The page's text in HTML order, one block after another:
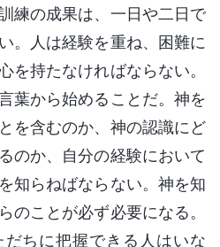
練の成果は、一日や二日で
。人は経験を重ね、困難に
を持たなければならない。
葉から始めることだ。神を
を含むのか、神の認識にど
のか、自分の経験において
知らねばならない。神を知
のことが必ず必要になる。
ちに把握できる人はいな